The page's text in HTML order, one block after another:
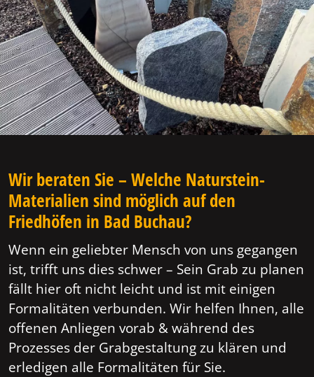
Wir beraten Sie – Welche Naturstein-
Materialien sind möglich auf den
Friedhöfen in Bad Buchau?
Wenn ein geliebter Mensch von uns gegangen
ist, trifft uns dies schwer – Sein Grab zu planen
fällt hier oft nicht leicht und ist mit einigen
Formalitäten verbunden. Wir helfen Ihnen, alle
offenen Anliegen vorab & während des
Prozesses der Grabgestaltung zu klären und
erledigen alle Formalitäten für Sie.